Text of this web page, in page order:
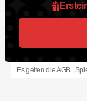
Es gelten die AGB |